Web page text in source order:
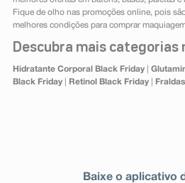
Fique de olho nas promoções online, pois
melhores condições para comprar
Descubra mais categorias
Hidratante Corporal Black Friday|
Black Friday| Retinol Black Friday|
Baixe o aplicativo